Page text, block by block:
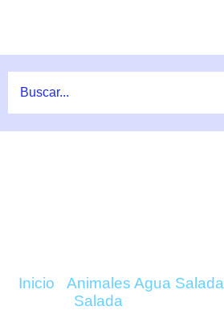
Inicio Animales Agua Salada
Salada